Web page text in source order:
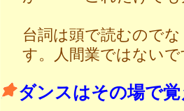
台詞は頭で読むので
す。人間業ではない
ダンスはその場で